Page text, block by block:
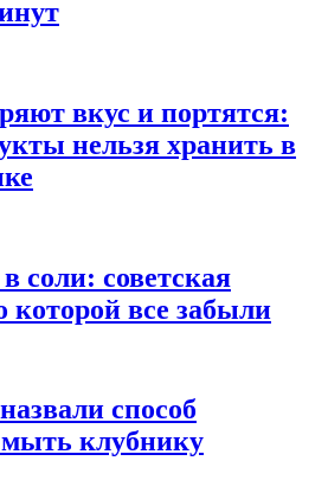
вкус и портятся:
нельзя хранить в
соли: советская
которой все забыли
способ
клубнику